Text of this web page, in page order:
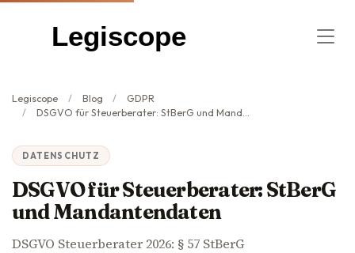
Legiscope
Legiscope Blog
GDPR
DSGVO für Steuerberater: StBerG und Mandantendaten
DATENSCHUTZ
DSGVO für Steuerberater: StBerG
und Mandantendaten
DSGVO Steuerberater 2026: § 57 StBerG